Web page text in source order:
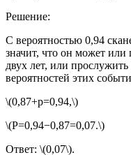
Решение:
С вероятностью 0,94
значит, что он может
двух лет, или
вероятностей этих
\(0,87+p=0,94,\)
\(P=0,94−0,87=0,07.\)
Ответ: \(0,07\).